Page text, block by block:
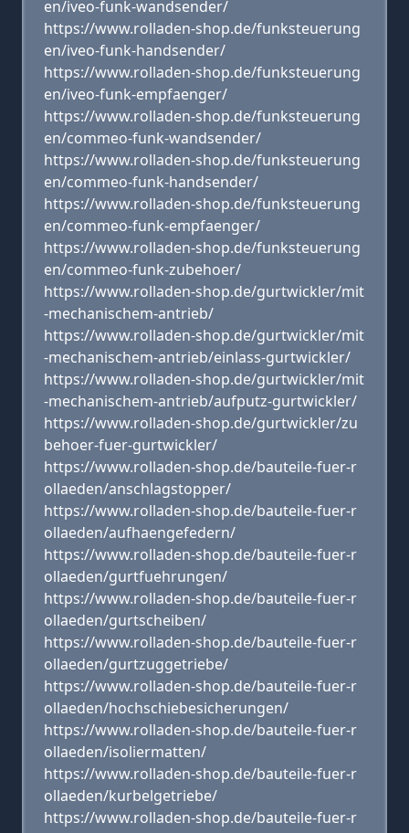
en/iveo-funk-wandsender/
https://www.rolladen-shop.de/funksteuerung
en/iveo-funk-handsender/
https://www.rolladen-shop.de/funksteuerung
en/iveo-funk-empfaenger/
https://www.rolladen-shop.de/funksteuerung
en/commeo-funk-wandsender/
https://www.rolladen-shop.de/funksteuerung
en/commeo-funk-handsender/
https://www.rolladen-shop.de/funksteuerung
en/commeo-funk-empfaenger/
https://www.rolladen-shop.de/funksteuerung
en/commeo-funk-zubehoer/
https://www.rolladen-shop.de/gurtwickler/mit
-mechanischem-antrieb/
https://www.rolladen-shop.de/gurtwickler/mit
-mechanischem-antrieb/einlass-gurtwickler/
https://www.rolladen-shop.de/gurtwickler/mit
-mechanischem-antrieb/aufputz-gurtwickler/
https://www.rolladen-shop.de/gurtwickler/zu
behoer-fuer-gurtwickler/
https://www.rolladen-shop.de/bauteile-fuer-r
ollaeden/anschlagstopper/
https://www.rolladen-shop.de/bauteile-fuer-r
ollaeden/aufhaengefedern/
https://www.rolladen-shop.de/bauteile-fuer-r
ollaeden/gurtfuehrungen/
https://www.rolladen-shop.de/bauteile-fuer-r
ollaeden/gurtscheiben/
https://www.rolladen-shop.de/bauteile-fuer-r
ollaeden/gurtzuggetriebe/
https://www.rolladen-shop.de/bauteile-fuer-r
ollaeden/hochschiebesicherungen/
https://www.rolladen-shop.de/bauteile-fuer-r
ollaeden/isoliermatten/
https://www.rolladen-shop.de/bauteile-fuer-r
ollaeden/kurbelgetriebe/
https://www.rolladen-shop.de/bauteile-fuer-r